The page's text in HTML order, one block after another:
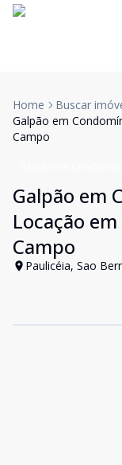
Home
Buscar
Galpão em
Campo
Galpão em
Locação
Campo
Paulicéia, Sao